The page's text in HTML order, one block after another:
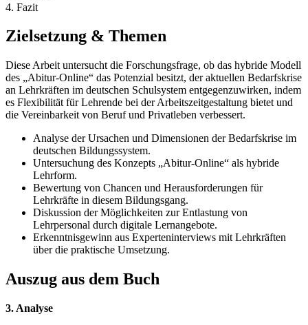
4. Fazit
Zielsetzung & Themen
Diese Arbeit untersucht die Forschungsfrage, ob das hybride Modell
des „Abitur-Online“ das Potenzial besitzt, der aktuellen Bedarfskrise
an Lehrkräften im deutschen Schulsystem entgegenzuwirken, indem
es Flexibilität für Lehrende bei der Arbeitszeitgestaltung bietet und
die Vereinbarkeit von Beruf und Privatleben verbessert.
Analyse der Ursachen und Dimensionen der Bedarfskrise im
deutschen Bildungssystem.
Untersuchung des Konzepts „Abitur-Online“ als hybride
Lehrform.
Bewertung von Chancen und Herausforderungen für
Lehrkräfte in diesem Bildungsgang.
Diskussion der Möglichkeiten zur Entlastung von
Lehrpersonal durch digitale Lernangebote.
Erkenntnisgewinn aus Experteninterviews mit Lehrkräften
über die praktische Umsetzung.
Auszug aus dem Buch
3. Analyse